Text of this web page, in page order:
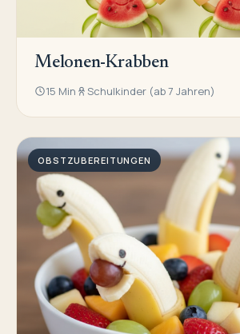
Melonen-Krabben
15 Min Schulkinder (ab 7 Jahren)
OBSTZUBEREITUNGEN